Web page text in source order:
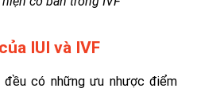
IUI và IVF
đều có những ưu nhược điểm